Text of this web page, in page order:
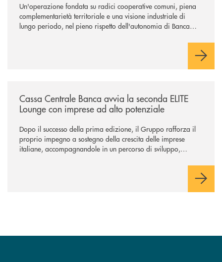
Un'operazione fondata su radici cooperative comuni, piena
complementarietà territoriale e una visione industriale di
lungo periodo, nel pieno rispetto dell'autonomia di Banca
negoziazione esclusiva per la finalizzazione dell’operazione.
Cassa Centrale Banca avvia la seconda ELITE
Lounge con imprese ad alto potenziale
Dopo il successo della prima edizione, il Gruppo rafforza il
proprio impegno a sostegno della crescita delle imprese
italiane, accompagnandole in un percorso di sviluppo,